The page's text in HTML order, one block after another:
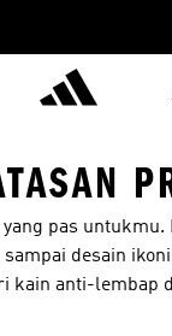
yang pas untukmu.
desain
kain anti-lembap